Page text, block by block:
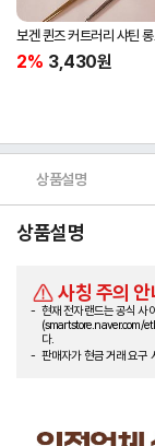
보겐 퀸즈 커트러리 샤틴
2% 3,430원
상품설명
상품설명
사칭 주의 안
현재 전자랜드는 공식 사
(smartstore.naver.com/
다.
판매자가 현금 거래 요구